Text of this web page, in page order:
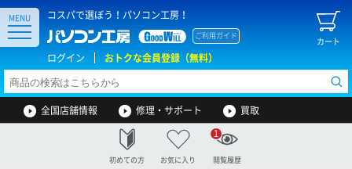
コスパで選ぼう！パソコン工房！
カート
ご利用ガイド
ログイン おトクな会員登録（無料）
MENU
全国店舗情報 修理・サポート 買取
初めての方 お気に入り 閲覧履歴
1